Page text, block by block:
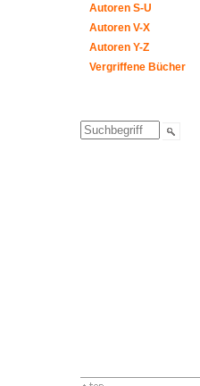
Autoren S-U
Autoren V-X
Autoren Y-Z
Vergriffene Bücher